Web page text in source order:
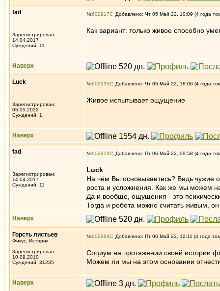
fad
Зарегистрирован:
14.04.2017
Суждений: 11
№602917 Добавлено: Чт 05 Май 22, 10:09 (4 года
Как вариант: только живое способно
Наверх
Luck
Зарегистрирован:
05.05.2022
Суждений: 1
№602935 Добавлено: Чт 05 Май 22, 18:06 (4 года
Живое испытывает ощущение
Наверх
fad
Зарегистрирован:
14.04.2017
Суждений: 11
№602959 Добавлено: Пт 06 Май 22, 09:58 (4 года
Luck
На чём Вы основываетесь? Ведь чужие
роста и усложнения. Как же мы можем
Да и вообще, ощущения - это
Тогда и робота можно считать живым,
Наверх
Горсть листьев
Фикус, Историк
Зарегистрирован:
10.09.2010
Суждений: 31235
№602968 Добавлено: Пт 06 Май 22, 12:11 (4 года
Социум на протяжении своей истории
Можем ли мы на этом основании
Наверх